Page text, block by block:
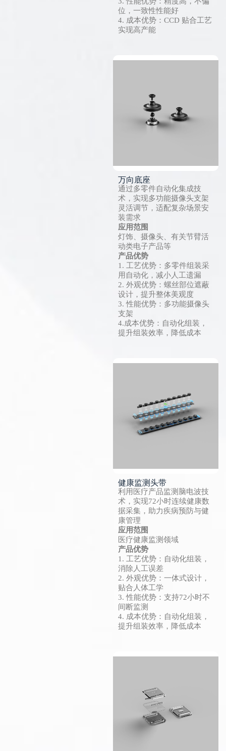
位，一致性性能好
4. 成本优势：CCD 贴合工艺
实现高产能
万向底座
通过多零件自动化集成技
术，实现多功能摄像头支架
灵活调节，适配复杂场景安
装需求
应用范围
灯饰、摄像头、有关节臂活
动类电子产品等
产品优势
1. 工艺优势：多零件组装采
用自动化，减小人工遗漏
2. 外观优势：螺丝部位遮蔽
设计，提升整体美观度
3. 性能优势：多功能摄像头
支架
4.成本优势：自动化组装，
提升组装效率，降低成本
健康监测头带
利用医疗产品监测脑电波技
术，实现72小时连续健康数
据采集，助力疾病预防与健
康管理
应用范围
医疗健康监测领域
产品优势
1. 工艺优势：自动化组装，
消除人工误差
2. 外观优势：一体式设计，
贴合人体工学
3. 性能优势：支持72小时不
间断监测
4. 成本优势：自动化组装，
提升组装效率，降低成本